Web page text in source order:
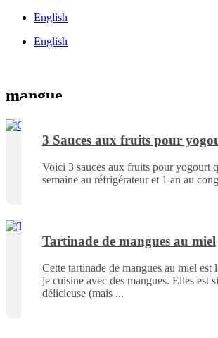
English
English
mangue
3 Sauces aux fruits pour
Voici 3 sauces aux fruits pour yogourt
semaine au réfrigérateur et 1 an au
Tartinade de mangues au miel
Cette tartinade de mangues au miel est
je cuisine avec des mangues. Elles est
délicieuse (mais